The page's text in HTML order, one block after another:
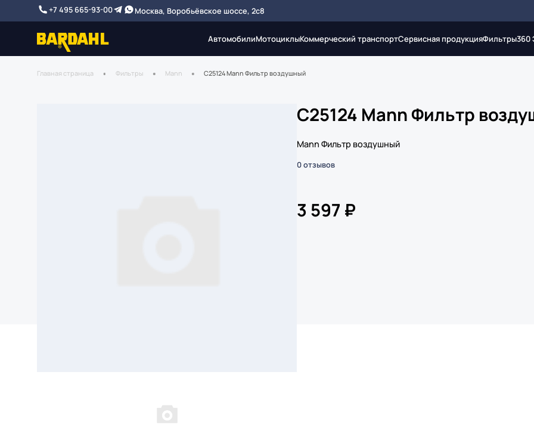
+7 495 665-93-00 Москва, Воробьёвское шоссе, 2с8
АвтомобилиМотоциклыКоммерческий транспортСервисная продукцияФильтры360
Главная страница Фильтры Mann C25124 Mann Фильтр воздушный
C25124 Mann Фильтр
Mann Фильтр воздушный
0 отзывов
3 597 ₽